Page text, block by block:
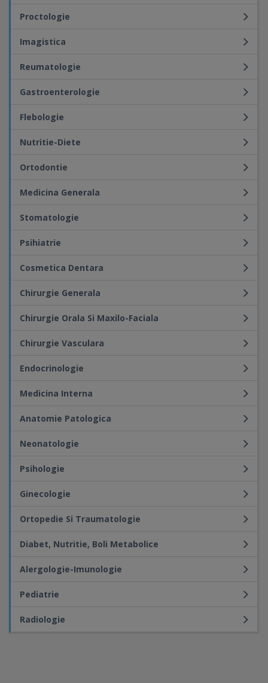
Proctologie
Imagistica
Reumatologie
Gastroenterologie
Flebologie
Nutritie-Diete
Ortodontie
Medicina Generala
Stomatologie
Psihiatrie
Cosmetica Dentara
Chirurgie Generala
Chirurgie Orala Si Maxilo-Faciala
Chirurgie Vasculara
Endocrinologie
Medicina Interna
Anatomie Patologica
Neonatologie
Psihologie
Ginecologie
Ortopedie Si Traumatologie
Diabet, Nutritie, Boli Metabolice
Alergologie-Imunologie
Pediatrie
Radiologie